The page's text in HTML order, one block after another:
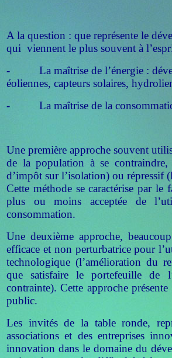
A la question : que représente le
qui viennent le plus souvent à
- La maîtrise de l’énergie :
éoliennes, capteurs solaires,
- La maîtrise de la consommation
Une première approche souvent
de la population à se
d’impôt sur l’isolation) ou
Cette méthode se caractérise par
plus ou moins acceptée de
consommation.
Une deuxième approche,
efficace et non perturbatrice pour
technologique (l’amélioration du
que satisfaire le portefeuille de
contrainte). Cette approche
public.
Les invités de la table ronde,
associations et des entreprises
innovation dans le domaine du